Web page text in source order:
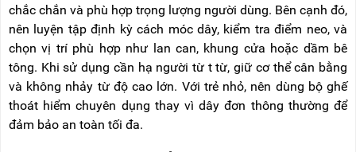
chắc chắn và phù hợp trọng lượng người dùng. Bên cạnh đó,
nên luyện tập định kỳ cách móc dây, kiểm tra điểm neo, và
chọn vị trí phù hợp như lan can, khung cửa hoặc dầm bê
tông. Khi sử dụng cần hạ người từ t từ, giữ cơ thể cân bằng
và không nhảy từ độ cao lớn. Với trẻ nhỏ, nên dùng bộ ghế
thoát hiểm chuyên dụng thay vì dây đơn thông thường để
đảm bảo an toàn tối đa.